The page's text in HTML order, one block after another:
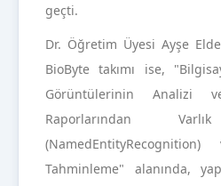
geçti.
Dr. Öğretim Üyesi Ayşe
BioByte takımı ise,
Görüntülerinin Analizi
Raporlarından
Tahminleme" alanında,